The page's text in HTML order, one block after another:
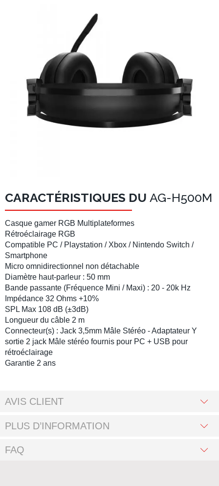
CARACTÉRISTIQUES DU AG-H500M
Casque gamer RGB Multiplateformes
Rétroéclairage RGB
Compatible PC / Playstation / Xbox / Nintendo Switch /
Smartphone
Micro omnidirectionnel non détachable
Diamètre haut-parleur : 50 mm
Bande passante (Fréquence Mini / Maxi) : 20 - 20k Hz
Impédance 32 Ohms +10%
SPL Max 108 dB (±3dB)
Longueur du câble 2 m
Connecteur(s) : Jack 3,5mm Mâle Stéréo - Adaptateur Y
sortie 2 jack Mâle stéréo fournis pour PC + USB pour
rétroéclairage
Garantie 2 ans
AVIS CLIENT
PLUS D’INFORMATION
FAQ